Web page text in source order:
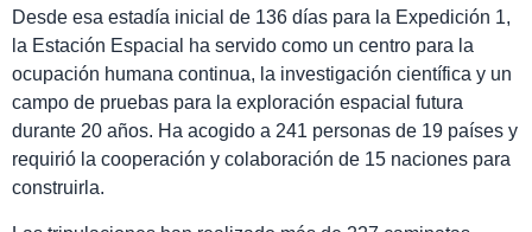
Desde esa estadía inicial de 136 días para la Expedición 1,
la Estación Espacial ha servido como un centro para la
ocupación humana continua, la investigación científica y un
campo de pruebas para la exploración espacial futura
durante 20 años. Ha acogido a 241 personas de 19 países y
requirió la cooperación y colaboración de 15 naciones para
construirla.